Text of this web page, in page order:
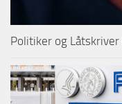
Politiker og Låtskriver